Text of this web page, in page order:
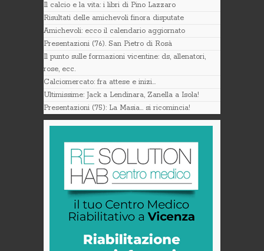
Il calcio e la vita: i libri di Pino Lazzaro
Risultati delle amichevoli finora disputate
Amichevoli: ecco il calendario aggiornato
Presentazioni (76). San Pietro di Rosà
Il punto sulle formazioni vicentine: ds, allenatori,
rose, ecc.
Calciomercato: fra attese e inizi…
Ultimissime: Jack a Lendinara, Zanella a Isola!
Presentazioni (75): La Masia… si ricomincia!